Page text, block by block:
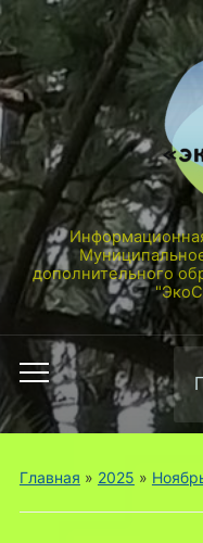
дополнительного
Переключить
мобильное
меню
по:
Главная » 2025 »